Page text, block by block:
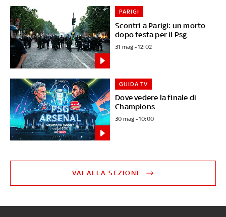
Scontri a Parigi: un morto
dopo festa per il Psg
PARIGI
31 mag - 12:02
Dove vedere la finale di
Champions
GUIDA TV
30 mag - 10:00
VAI ALLA SEZIONE